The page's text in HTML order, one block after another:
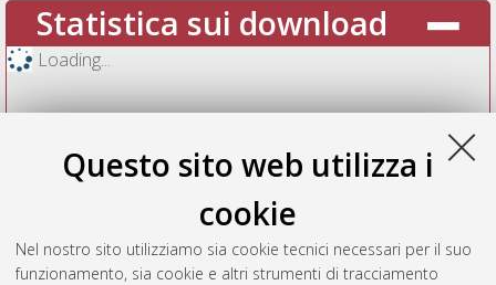
Questo sito web utilizza i
cookie
Nel nostro sito utilizziamo sia cookie tecnici necessari per il suo
funzionamento, sia cookie e altri strumenti di tracciamento
Statistica sui download
Loading...